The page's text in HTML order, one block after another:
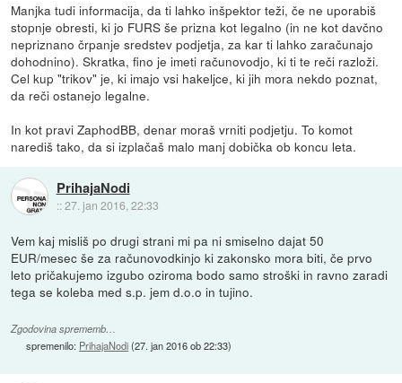
Manjka tudi informacija, da ti lahko inšpektor teži, če ne uporabiš
stopnje obresti, ki jo FURS še prizna kot legalno (in ne kot davčno
nepriznano črpanje sredstev podjetja, za kar ti lahko zaračunajo
dohodnino). Skratka, fino je imeti računovodjo, ki ti te reči razloži.
Cel kup "trikov" je, ki imajo vsi hakeljce, ki jih mora nekdo poznat,
da reči ostanejo legalne.
In kot pravi ZaphodBB, denar moraš vrniti podjetju. To komot
narediš tako, da si izplačaš malo manj dobička ob koncu leta.
PrihajaNodi
::27. jan 2016, 22:33
Vem kaj misliš po drugi strani mi pa ni smiselno dajat 50
EUR/mesec še za računovodkinjo ki zakonsko mora biti, če prvo
leto pričakujemo izgubo oziroma bodo samo stroški in ravno zaradi
tega se koleba med s.p. jem d.o.o in tujino.
Zgodovina sprememb…
spremenilo: PrihajaNodi(27. jan 2016 ob 22:33)